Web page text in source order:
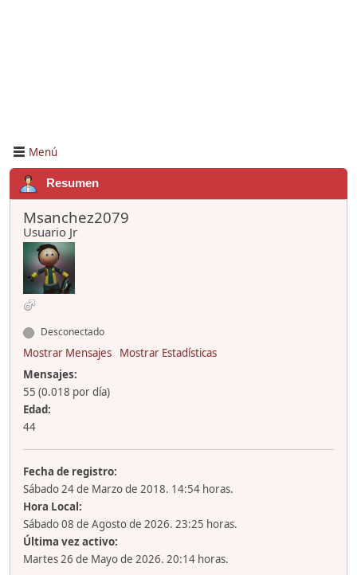
Menú
Resumen
Msanchez2079
Usuario Jr
Desconectado
Mostrar Mensajes
Mostrar Estadísticas
Mensajes:
55 (0.018 por día)
Edad:
44
Fecha de registro:
Sábado 24 de Marzo de 2018. 14:54 horas.
Hora Local:
Sábado 08 de Agosto de 2026. 23:25 horas.
Última vez activo:
Martes 26 de Mayo de 2026. 20:14 horas.